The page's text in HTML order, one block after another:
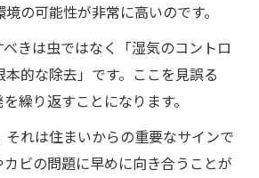
の可能性が非常に高いのです。
きは虫ではなく「湿気のコントロ
的な除去」です。ここを見誤る
繰り返すことになります。
れは住まいからの重要なサインで
ビの問題に早めに向き合うことが